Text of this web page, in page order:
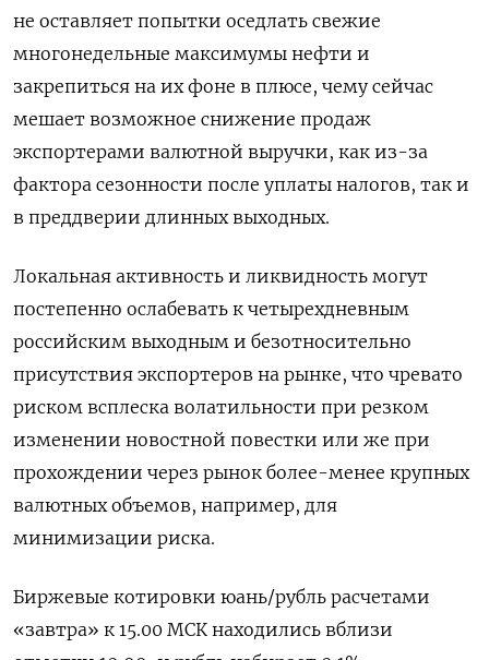
не оставляет попытки оседлать свежие
многонедельные максимумы нефти и
закрепиться на их фоне в плюсе, чему сейчас
мешает возможное снижение продаж
экспортерами валютной выручки, как из-за
фактора сезонности после уплаты налогов, так и
в преддверии длинных выходных.
Локальная активность и ликвидность могут
постепенно ослабевать к четырехдневным
российским выходным и безотносительно
присутствия экспортеров на рынке, что чревато
риском всплеска волатильности при резком
изменении новостной повестки или же при
прохождении через рынок более-менее крупных
валютных объемов, например, для
минимизации риска.
Биржевые котировки юань/рубль расчетами
«завтра» к 15.00 МСК находились вблизи